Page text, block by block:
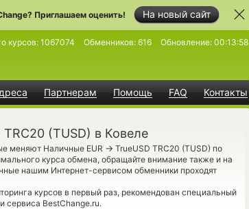
На новый сайт
Приглашаем оценить!
Партнерам Помощь FAQ Контакты
курсов: 1067074 Обменников: 616 Обновление: 00:13:58
(TUSD) в Ковеле
меняют Наличные EUR → TrueUSD TRC20 (TUSD) по
курса обмена, обращайте внимание также и на
нашим Интернет-сервисом обменники проходят
курсов в первый раз, рекомендован специальный
BestChange.ru.